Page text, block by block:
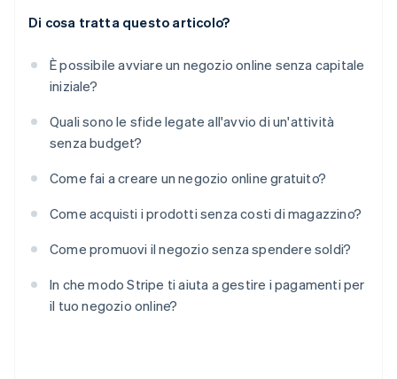
Di cosa tratta questo articolo?
È possibile avviare un negozio online senza capitale
iniziale?
Quali sono le sfide legate all'avvio di un'attività
senza budget?
Come fai a creare un negozio online gratuito?
Come acquisti i prodotti senza costi di magazzino?
Come promuovi il negozio senza spendere soldi?
In che modo Stripe ti aiuta a gestire i pagamenti per
il tuo negozio online?